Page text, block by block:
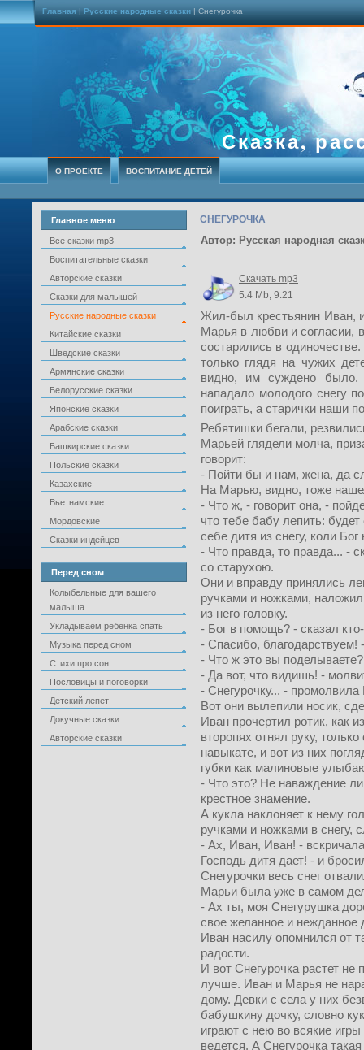
Главная | Русские народные сказки | Снегурочка
Сказка,
О ПРОЕКТЕ ВОСПИТАНИЕ ДЕТЕЙ
Главное меню
Все сказки mp3
Воспитательные сказки
Авторские сказки
Сказки для малышей
Русские народные сказки
Китайские сказки
Шведские сказки
Армянские сказки
Белорусские сказки
Японские сказки
Арабские сказки
Башкирские сказки
Польские сказки
Казахские
Вьетнамские
Мордовские
Сказки индейцев
Перед сном
Колыбельные для вашего
малыша
Укладываем ребенка спать
Музыка перед сном
Стихи про сон
Пословицы и поговорки
Детский лепет
Докучные сказки
Авторские сказки
СНЕГУРОЧКА
Автор: Русская народная
Скачать mp3
5.4 Mb, 9:21
Жил-был крестьянин Иван,
Марья в любви и согласии,
состарились в
только глядя на чужих
видно, им суждено
нападало молодого снегу
поиграть, а старички наши
Ребятишки бегали,
Марьей глядели молча,
говорит:
- Пойти бы и нам, жена, да
На Марью, видно, тоже
- Что ж, - говорит она, -
что тебе бабу лепить:
себе дитя из снегу, коли
- Что правда, то правда... -
со старухою.
Они и вправду принялись
ручками и ножками,
из него головку.
- Бог в помощь? - сказал
- Спасибо, благодарствуем!
- Что ж это вы поделываете?
- Да вот, что видишь! -
- Снегурочку... -
Вот они вылепили носик,
Иван прочертил ротик, как
второпях отнял руку,
навыкате, и вот из них
губки как малиновые
- Что это? Не наваждение
крестное знамение.
А кукла наклоняет к нему
ручками и ножками в снегу,
- Ах, Иван, Иван! -
Господь дитя дает! - и
Снегурочки весь снег
Марьи была уже в самом
- Ах ты, моя Снегурушка
свое желанное и нежданное
Иван насилу опомнился от
радости.
И вот Снегурочка растет не
лучше. Иван и Марья не
дому. Девки с села у них
бабушкину дочку, словно
играют с нею во всякие
ведется. А Снегурочка